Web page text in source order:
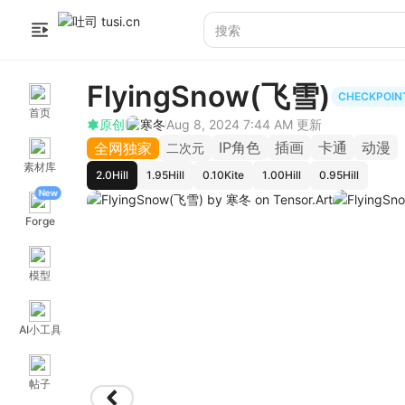
首页
素材库
New
Forge
模型
AI小工具
帖子
FlyingSnow(飞雪)
原创 寒冬Aug 8, 2024 7:44 AM 更新
全网独家 二次元 IP角色 插画 卡通 动漫
2.0Hill 1.95Hill 0.10Kite 1.00Hill 0.95Hill